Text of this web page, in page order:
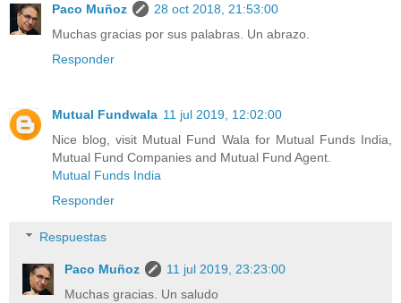
Paco Muñoz
28 oct 2018, 21:53:00
Muchas gracias por sus palabras. Un abrazo.
Responder
Mutual Fundwala 11 jul 2019, 12:02:00
Nice blog, visit Mutual Fund Wala for Mutual Funds India,
Mutual Fund Companies and Mutual Fund Agent.
Mutual Funds India
Responder
Respuestas
Paco Muñoz
11 jul 2019, 23:23:00
Muchas gracias. Un saludo